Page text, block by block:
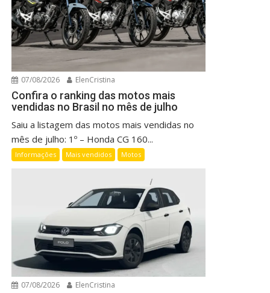
07/08/2026 ElenCristina
Confira o ranking das motos mais
vendidas no Brasil no mês de julho
Saiu a listagem das motos mais vendidas no
mês de julho: 1º – Honda CG 160...
Informações Mais vendidos Motos
07/08/2026 ElenCristina